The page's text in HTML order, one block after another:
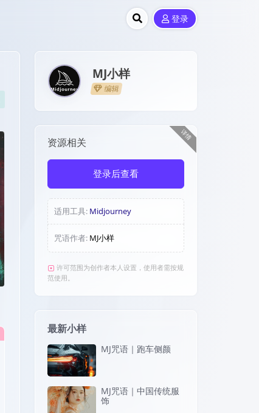
登录
MJ小样
编辑
详情
资源相关
登录后查看
适用工具: Midjourney
咒语作者: MJ小样
许可范围为创作者本人设置，使用者需按规
范使用。
最新小样
MJ咒语｜跑车侧颜
MJ咒语｜中国传统服
饰